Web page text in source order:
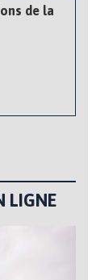
de la
LIGNE